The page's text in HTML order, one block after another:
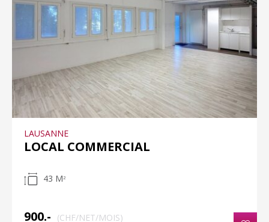
LAUSANNE
LOCAL COMMERCIAL
43 M 2
900.- (CHF/NET/MOIS)